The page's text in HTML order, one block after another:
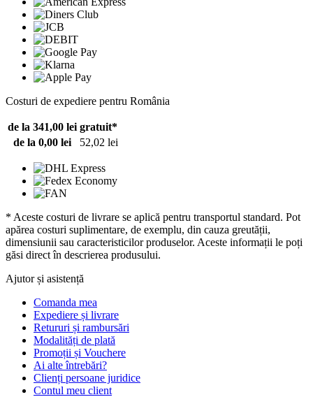
Costuri de expediere pentru România
de la 341,00 lei gratuit*
de la 0,00 lei
52,02 lei
* Aceste costuri de livrare se aplică pentru transportul standard. Pot
apărea costuri suplimentare, de exemplu, din cauza greutății,
dimensiunii sau caracteristicilor produselor. Aceste informații le poți
găsi direct în descrierea produsului.
Ajutor și asistență
Comanda mea
Expediere și livrare
Retururi și rambursări
Modalități de plată
Promoții și Vouchere
Ai alte întrebări?
Clienți persoane juridice
Contul meu client